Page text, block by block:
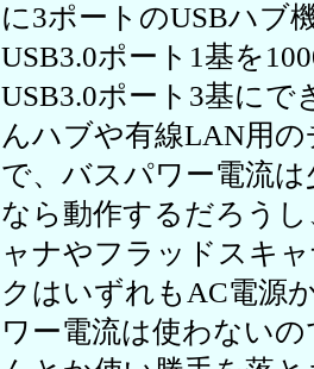
に3ポートのUSBハブ
USB3.0ポート1基を
USB3.0ポート3基に
んハブや有線LAN用
で、バスパワー電流
なら動作するだろう
ャナやフラッドスキ
クはいずれもAC電源
ワー電流は使わない